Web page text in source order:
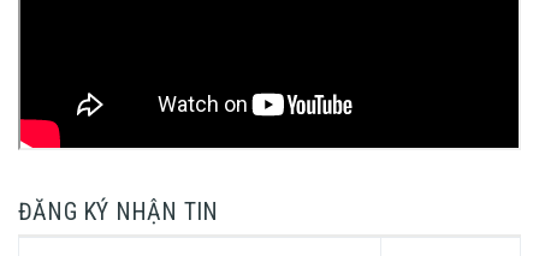
ĐĂNG KÝ NHẬN TIN